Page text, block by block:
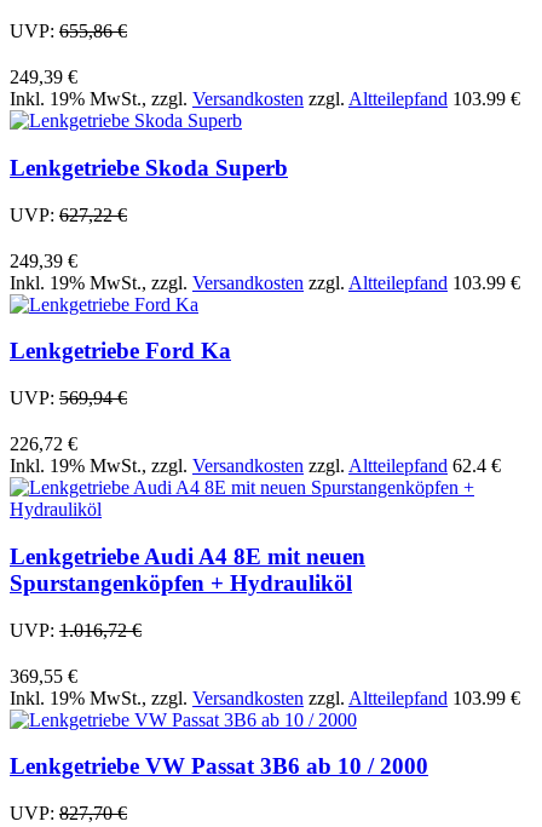
UVP: 655,86 €
249,39 €
Inkl. 19% MwSt., zzgl. Versandkosten zzgl. Altteilepfand 103.99 €
Lenkgetriebe Skoda Superb
UVP: 627,22 €
249,39 €
Inkl. 19% MwSt., zzgl. Versandkosten zzgl. Altteilepfand 103.99 €
Lenkgetriebe Ford Ka
UVP: 569,94 €
226,72 €
Inkl. 19% MwSt., zzgl. Versandkosten zzgl. Altteilepfand 62.4 €
Lenkgetriebe Audi A4 8E mit neuen
Spurstangenköpfen + Hydrauliköl
UVP: 1.016,72 €
369,55 €
Inkl. 19% MwSt., zzgl. Versandkosten zzgl. Altteilepfand 103.99 €
Lenkgetriebe VW Passat 3B6 ab 10 / 2000
UVP: 827,70 €